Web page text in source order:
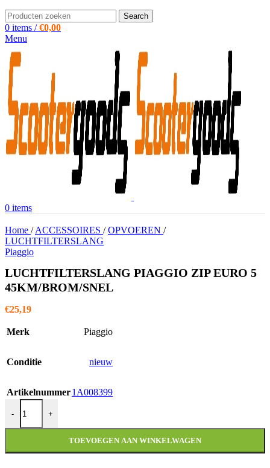
Search
0 items / €0,00
Menu
0 items
Home / ACCESSOIRES / OPVOEREN /
LUCHTFILTERSLANG
Piaggio
LUCHTFILTERSLANG PIAGGIO ZIP EURO 5
45KM/BROM/SNEL
€25,19
Merk Piaggio
Conditie nieuw
Artikelnummer1A008399
-
LUCHTFILTERSLANG PIAGGIO ZIP EURO 5 45KM/BROM/
+
TOEVOEGEN AAN WINKELWAGEN